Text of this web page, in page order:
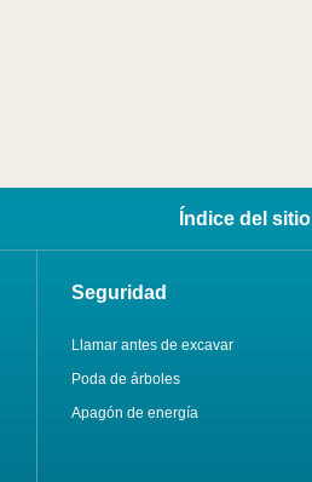
Índice del sitio
Seguridad
Llamar antes de excavar
Poda de árboles
Apagón de energía